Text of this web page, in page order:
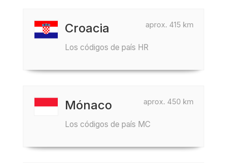
aprox. 415 km
Croacia
Los códigos de país HR
aprox. 450 km
Mónaco
Los códigos de país MC